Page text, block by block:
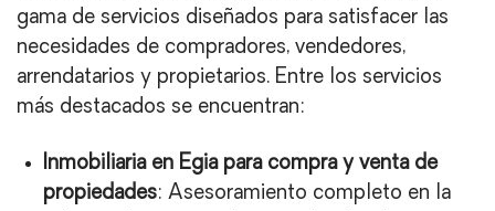
gama de servicios diseñados para satisfacer las
necesidades de compradores, vendedores,
arrendatarios y propietarios. Entre los servicios
más destacados se encuentran:
Inmobiliaria en Egia para compra y venta de
propiedades: Asesoramiento completo en la